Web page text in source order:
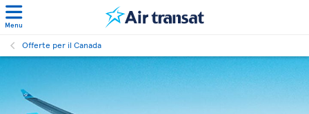
Menu
Offerte per il Canada